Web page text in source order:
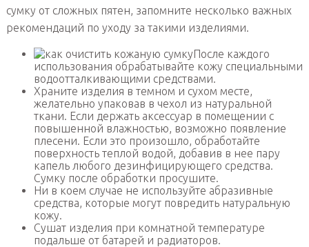
сумку от сложных пятен, запомните несколько важных
рекомендаций по уходу за такими изделиями.
После каждого
использования обрабатывайте кожу специальными
водоотталкивающими средствами.
Храните изделия в темном и сухом месте,
желательно упаковав в чехол из натуральной
ткани. Если держать аксессуар в помещении с
повышенной влажностью, возможно появление
плесени. Если это произошло, обработайте
поверхность теплой водой, добавив в нее пару
капель любого дезинфицирующего средства.
Сумку после обработки просушите.
Ни в коем случае не используйте абразивные
средства, которые могут повредить натуральную
кожу.
Сушат изделия при комнатной температуре
подальше от батарей и радиаторов.